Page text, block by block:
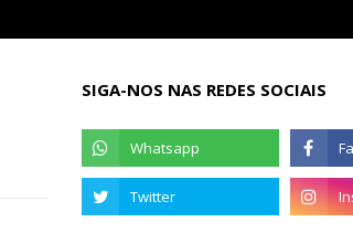
SIGA-NOS NAS REDES SOCIAIS